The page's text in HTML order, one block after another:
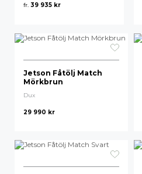
fr. 39 935 kr
Jetson Fåtölj Match
Mörkbrun
Dux
29 990 kr